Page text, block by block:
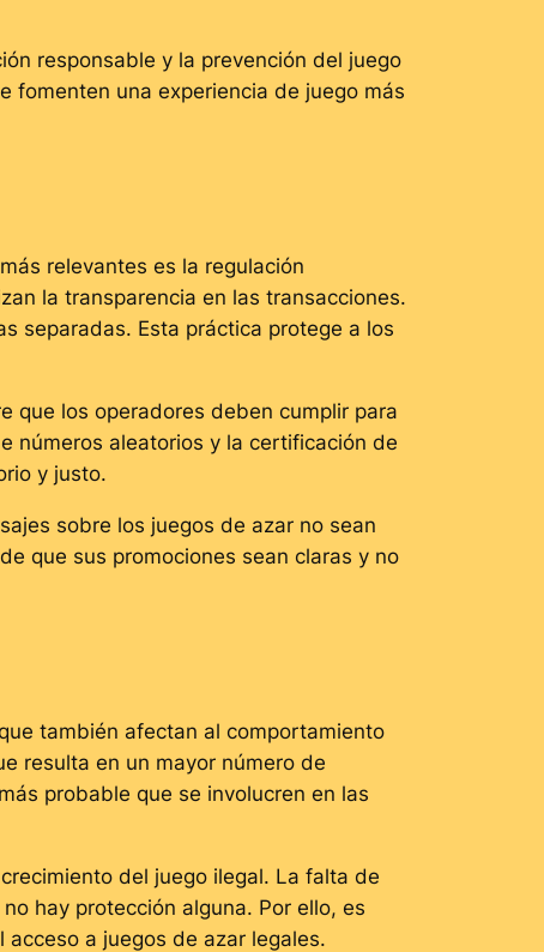
responsable y la prevención del juego
fomenten una experiencia de juego más
relevantes es la regulación
la transparencia en las transacciones.
separadas. Esta práctica protege a los
que los operadores deben cumplir para
números aleatorios y la certificación de
y justo.
sobre los juegos de azar no sean
que sus promociones sean claras y no
también afectan al comportamiento
resulta en un mayor número de
probable que se involucren en las
del juego ilegal. La falta de
hay protección alguna. Por ello, es
a juegos de azar legales.